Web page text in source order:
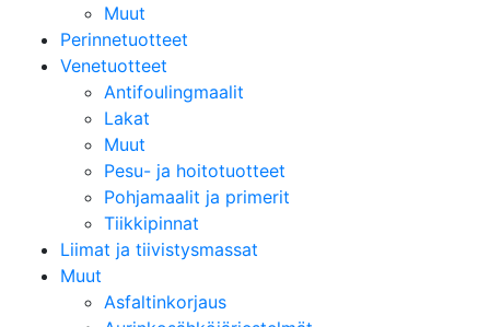
Muut
Perinnetuotteet
Venetuotteet
Antifoulingmaalit
Lakat
Muut
Pesu- ja hoitotuotteet
Pohjamaalit ja primerit
Tiikkipinnat
Liimat ja tiivistysmassat
Muut
Asfaltinkorjaus